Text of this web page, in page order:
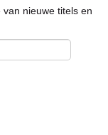
nieuwe titels en